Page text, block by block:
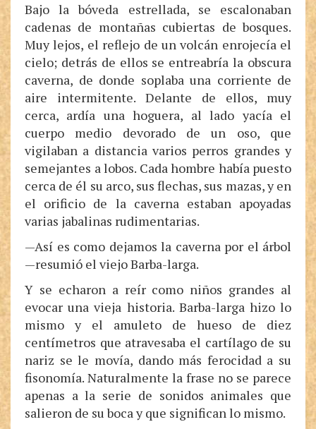
Bajo la bóveda estrellada, se escalonaban
cadenas de montañas cubiertas de bosques.
Muy lejos, el reflejo de un volcán enrojecía el
cielo; detrás de ellos se entreabría la obscura
caverna, de donde soplaba una corriente de
aire intermitente. Delante de ellos, muy
cerca, ardía una hoguera, al lado yacía el
cuerpo medio devorado de un oso, que
vigilaban a distancia varios perros grandes y
semejantes a lobos. Cada hombre había puesto
cerca de él su arco, sus flechas, sus mazas, y en
el orificio de la caverna estaban apoyadas
varias jabalinas rudimentarias.
—Así es como dejamos la caverna por el árbol
—resumió el viejo Barba-larga.
Y se echaron a reír como niños grandes al
evocar una vieja historia. Barba-larga hizo lo
mismo y el amuleto de hueso de diez
centímetros que atravesaba el cartílago de su
nariz se le movía, dando más ferocidad a su
fisonomía. Naturalmente la frase no se parece
apenas a la serie de sonidos animales que
salieron de su boca y que significan lo mismo.